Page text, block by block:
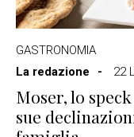
GASTRONOMIA
La redazione
22
Moser, lo
sue